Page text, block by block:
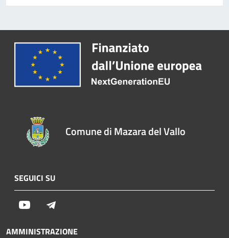
Comune di Mazara del Vallo
SEGUICI SU
Youtube
AMMINISTRAZIONE